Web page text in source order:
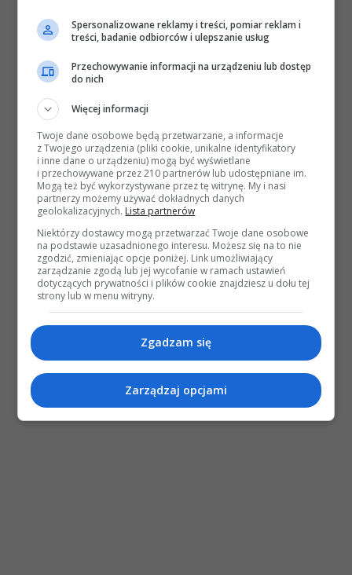
Spersonalizowane reklamy i treści, pomiar reklam i
treści, badanie odbiorców i ulepszanie usług
Przechowywanie informacji na urządzeniu lub dostęp
do nich
Więcej informacji
Twoje dane osobowe będą przetwarzane, a informacje
z Twojego urządzenia (pliki cookie, unikalne identyfikatory
i inne dane o urządzeniu) mogą być wyświetlane
i przechowywane przez 210 partnerów lub udostępniane im.
Mogą też być wykorzystywane przez tę witrynę. My i nasi
partnerzy możemy używać dokładnych danych
geolokalizacyjnych. Lista partnerów
Niektórzy dostawcy mogą przetwarzać Twoje dane osobowe
na podstawie uzasadnionego interesu. Możesz się na to nie
zgodzić, zmieniając opcje poniżej. Link umożliwiający
zarządzanie zgodą lub jej wycofanie w ramach ustawień
dotyczących prywatności i plików cookie znajdziesz u dołu tej
strony lub w menu witryny.
Zgadzam się
Zarządzaj opcjami